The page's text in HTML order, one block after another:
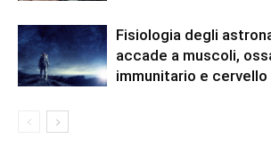
Fisiologia degli
accade a muscoli,
immunitario e